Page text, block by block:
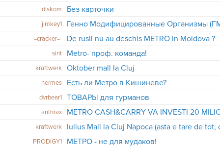
diskom Без карточки
jimkey1 Генно Модифицированные Организмы
-=cracker=- De rusii nu au deschis METRO in Moldova ?
sint Metro- проф. команда!
kraftwerk Oktober mall la Cluj
hermes Есть ли Метро в Кишиневе?
dvrbear1 ТОВАРЫ для гурманов
anthrax
kraftwerk
Iulius Mall la Cluj Napoca (asta e tare de tot,
PRODIGY1 МЕТРО - не для мудаков!